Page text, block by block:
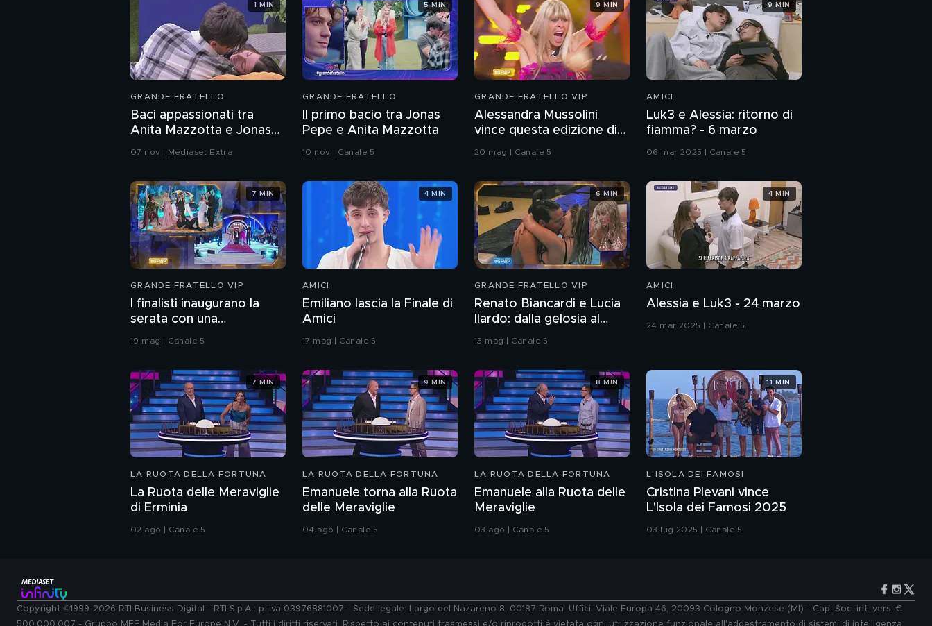
GRANDE FRATELLO
Baci appassionati tra
Anita Mazzotta e Jonas
07 nov | Mediaset Extra
1 MIN
GRANDE FRATELLO
Il primo bacio tra Jonas
Pepe e Anita Mazzotta
10 nov | Canale 5
5 MIN
GRANDE FRATELLO VIP
Alessandra Mussolini
vince questa edizione di
Grande Fratello VIP
20 mag | Canale 5
9 MIN
AMICI
Luk3 e Alessia: ritorno di
fiamma? - 6 marzo
06 mar 2025 | Canale 5
9 MIN
GRANDE FRATELLO VIP
I finalisti inaugurano la
serata con una
coreografia
19 mag | Canale 5
7 MIN
AMICI
Emiliano lascia la Finale di
Amici
17 mag | Canale 5
4 MIN
GRANDE FRATELLO VIP
Renato Biancardi e Lucia
Ilardo: dalla gelosia al
13 mag | Canale 5
6 MIN
AMICI
Alessia e Luk3 - 24 marzo
24 mar 2025 | Canale 5
4 MIN
LA RUOTA DELLA FORTUNA
La Ruota delle Meraviglie
di Erminia
02 ago | Canale 5
7 MIN
LA RUOTA DELLA FORTUNA
Emanuele torna alla Ruota
delle Meraviglie
04 ago | Canale 5
9 MIN
LA RUOTA DELLA FORTUNA
Emanuele alla Ruota delle
Meraviglie
03 ago | Canale 5
8 MIN
L'ISOLA DEI FAMOSI
Cristina Plevani vince
L'Isola dei Famosi 2025
03 lug 2025 | Canale 5
11 MIN
Copyright ©1999-2026 RTI Business Digital - RTI S.p.A.: p. iva 03976881007 - Sede legale: Largo del Nazareno 8, 00187 Roma. Uffici: Viale Europa 46, 20093 Cologno Monzese (MI) - Cap. Soc. int. vers. €